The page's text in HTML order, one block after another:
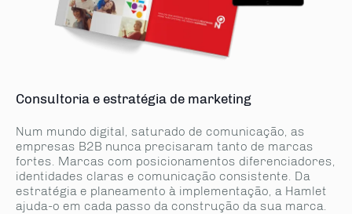
Consultoria e estratégia de marketing
Num mundo digital, saturado de comunicação, as
empresas B2B nunca precisaram tanto de marcas
fortes. Marcas com posicionamentos diferenciadores,
identidades claras e comunicação consistente. Da
estratégia e planeamento à implementação, a Hamlet
ajuda-o em cada passo da construção da sua marca.